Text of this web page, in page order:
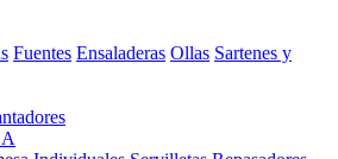
Fuentes Ensaladeras Ollas Sartenes y